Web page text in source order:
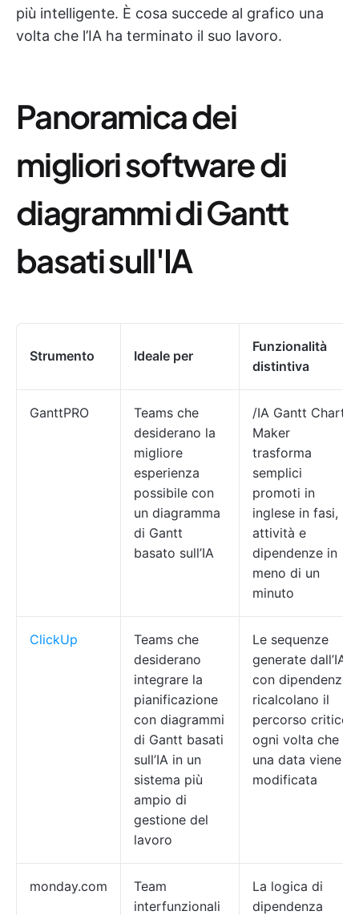
più intelligente. È cosa succede al grafico una
volta che l’IA ha terminato il suo lavoro.
Panoramica dei
migliori software di
diagrammi di Gantt
basati sull'IA
Strumento Ideale per
Funzionalità
distintiva
GanttPRO
Teams che
desiderano la
migliore
esperienza
possibile con
un diagramma
di Gantt
basato sull’IA
/IA Gantt Chart
Maker
trasforma
semplici
promoti in
inglese in fasi,
attività e
dipendenze in
meno di un
minuto
ClickUp
Teams che
desiderano
integrare la
pianificazione
con diagrammi
di Gantt basati
sull’IA in un
sistema più
ampio di
gestione del
lavoro
Le sequenze
generate dall’IA
con dipendenze
ricalcolano il
percorso critico
ogni volta che
una data viene
modificata
monday.com
Team
interfunzionali
La logica di
dipendenza